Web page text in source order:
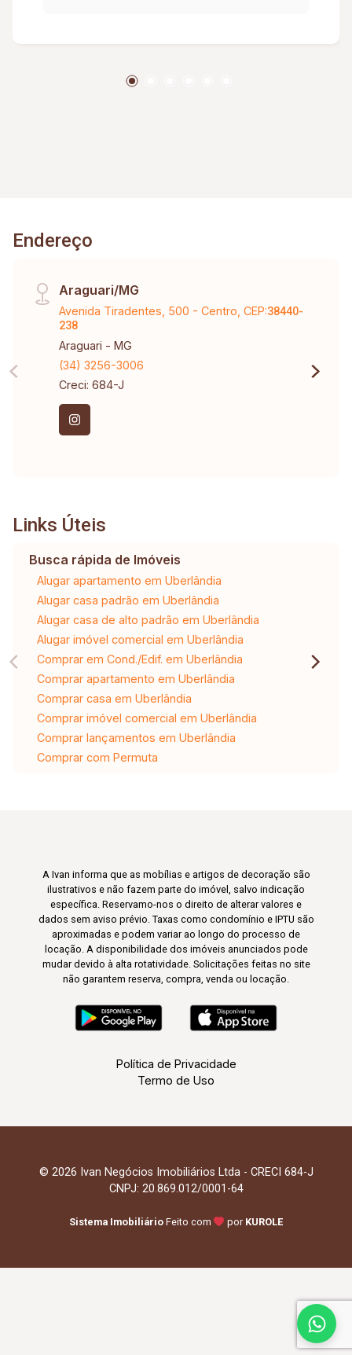
Endereço
Araguari/MG
Avenida Tiradentes, 500 - Centro, CEP:38440-
238
Araguari - MG
(34) 3256-3006
Creci: 684-J
Links Úteis
Busca rápida de Imóveis
Alugar apartamento em Uberlândia
Alugar casa padrão em Uberlândia
Alugar casa de alto padrão em Uberlândia
Alugar imóvel comercial em Uberlândia
Comprar em Cond./Edif. em Uberlândia
Comprar apartamento em Uberlândia
Comprar casa em Uberlândia
Comprar imóvel comercial em Uberlândia
Comprar lançamentos em Uberlândia
Comprar com Permuta
A Ivan informa que as mobílias e artigos de decoração são
ilustrativos e não fazem parte do imóvel, salvo indicação
específica. Reservamo-nos o direito de alterar valores e
dados sem aviso prévio. Taxas como condomínio e IPTU são
aproximadas e podem variar ao longo do processo de
locação. A disponibilidade dos imóveis anunciados pode
mudar devido à alta rotatividade. Solicitações feitas no site
não garantem reserva, compra, venda ou locação.
Política de Privacidade
Termo de Uso
© 2026 Ivan Negócios Imobiliários Ltda - CRECI 684-J
CNPJ: 20.869.012/0001-64
Sistema Imobiliário Feito com por KUROLE